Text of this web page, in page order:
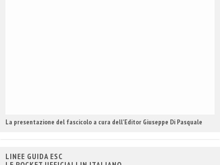
La presentazione del fascicolo a cura dell'Editor Giuseppe Di Pasquale
LINEE GUIDA ESC